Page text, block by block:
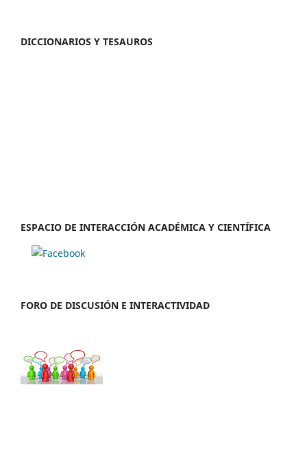
DICCIONARIOS Y TESAUROS
ESPACIO DE INTERACCIÓN ACADÉMICA Y CIENTÍFICA
FORO DE DISCUSIÓN E INTERACTIVIDAD